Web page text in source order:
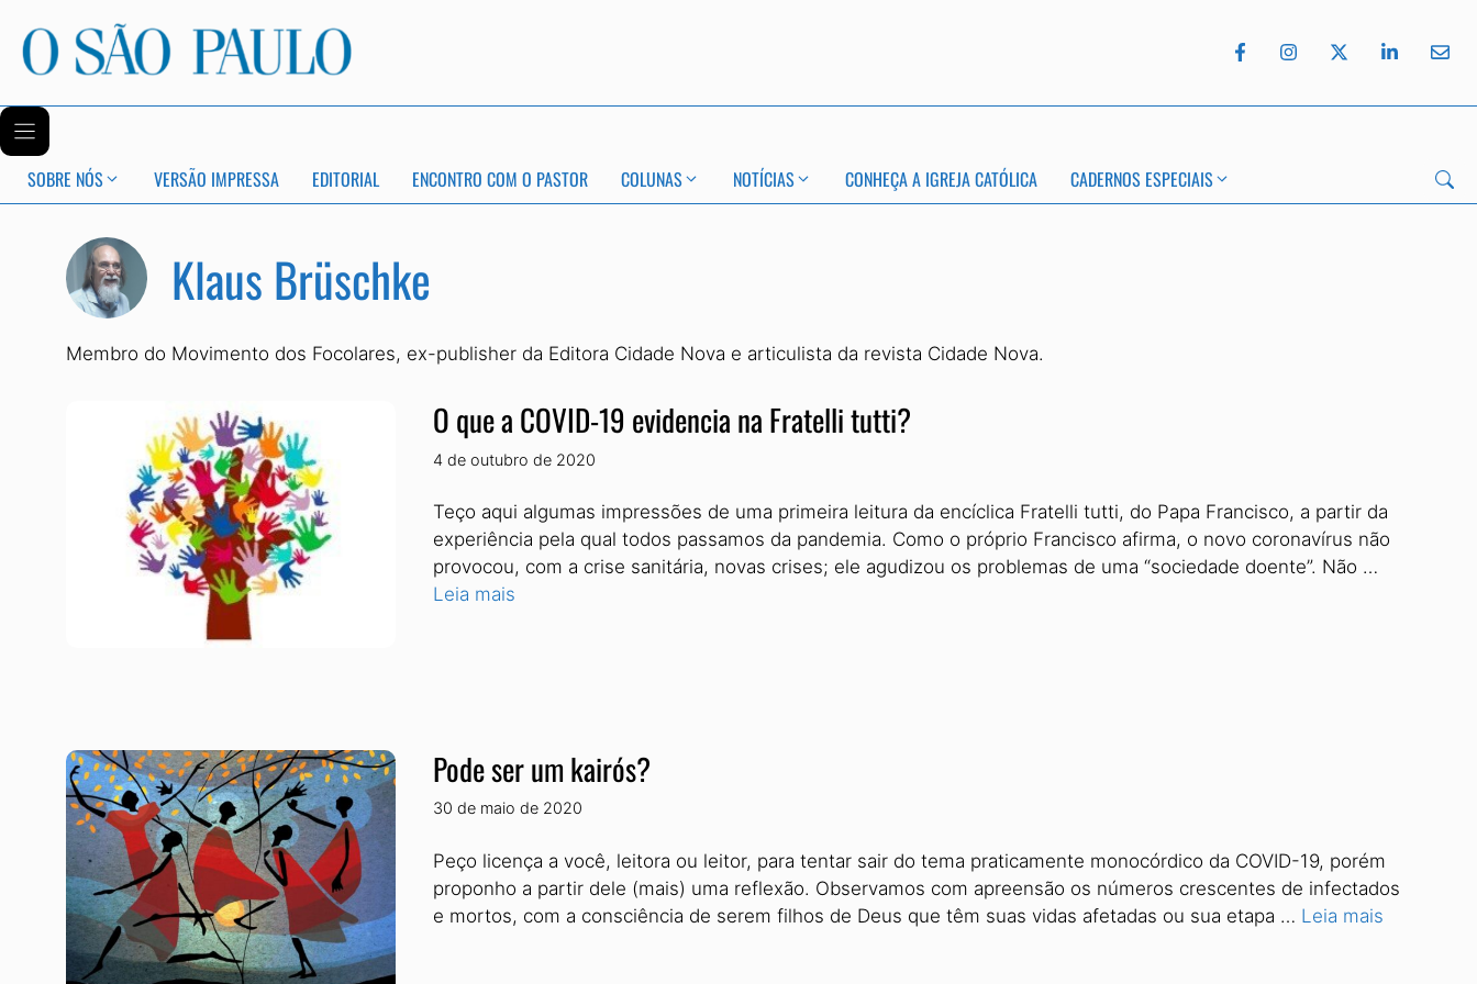
SOBRE NÓS VERSÃO IMPRESSA EDITORIAL ENCONTRO COM O PASTOR COLUNAS NOTÍCIAS CONHEÇA A IGREJA CATÓLICA CADERNOS ESPECIAIS
Klaus Brüschke
Membro do Movimento dos Focolares, ex-publisher da Editora Cidade Nova e articulista da revista Cidade Nova.
O que a COVID-19 evidencia na Fratelli tutti?
4 de outubro de 2020
Teço aqui algumas impressões de uma primeira leitura da encíclica Fratelli tutti, do Papa Francisco, a partir da
experiência pela qual todos passamos da pandemia. Como o próprio Francisco afirma, o novo coronavírus não
provocou, com a crise sanitária, novas crises; ele agudizou os problemas de uma “sociedade doente”. Não …
Leia mais
Pode ser um kairós?
30 de maio de 2020
Peço licença a você, leitora ou leitor, para tentar sair do tema praticamente monocórdico da COVID-19, porém
proponho a partir dele (mais) uma reflexão. Observamos com apreensão os números crescentes de infectados
e mortos, com a consciência de serem filhos de Deus que têm suas vidas afetadas ou sua etapa … Leia mais